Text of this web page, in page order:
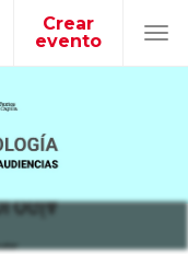
Crear
evento